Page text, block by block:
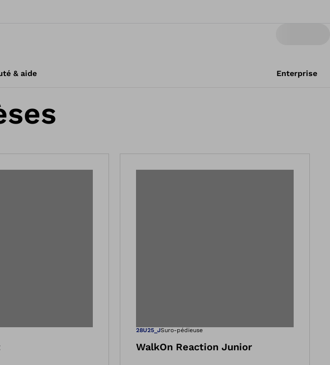
& aide Enterprise
Galerie
l’image dans la vue Galerie
Ouvre l’image
28U25_JSuro-pédieuse
WalkOn Reaction Junior